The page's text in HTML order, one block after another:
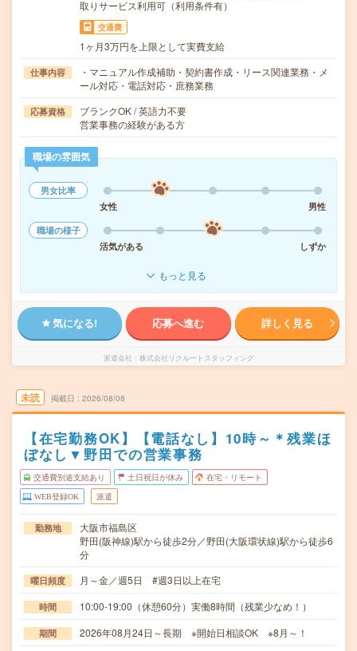
取りサービス利用可（利用条件有）
交通費
1ヶ月3万円を上限として実費支給
仕事内容
・マニュアル作成補助・契約書作成・リース関連業務・メ
ール対応・電話対応・庶務業務
応募資格
ブランクOK / 英語力不要
営業事務の経験がある方
職場の雰囲気
男女比率
女性
男性
職場の様子
活気がある
しずか
もっと見る
気になる! 応募へ進む 詳しく見る
派遣会社 株式会社リクルートスタッフィング
未読 掲載日 2026/08/08
【在宅勤務OK】【電話なし】10時～＊残業ほ
ぼなし▼野田での営業事務
交通費別途支給あり 土日祝日が休み 在宅・リモート
WEB登録OK 派遣
勤務地
大阪市福島区
野田(阪神線)駅から徒歩2分／野田(大阪環状線)駅から徒歩6
分
曜日頻度 月～金／週5日 #週3日以上在宅
時間 10:00-19:00（休憩60分）実働8時間（残業少なめ！）
期間 2026年08月24日～長期 ※開始日相談OK ※8月～！